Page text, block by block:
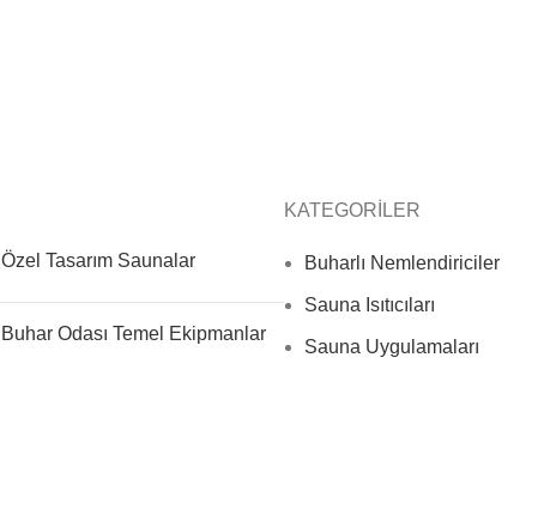
Özel Tasarım Saunalar
Buhar Odası Temel Ekipmanlar
KATEGORİLER
Buharlı Nemlendiriciler
Sauna Isıtıcıları
Sauna Uygulamaları